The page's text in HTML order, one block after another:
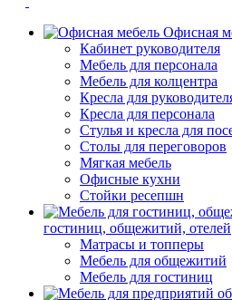
Офисная
Кабинет руководителя
Мебель для персонала
Мебель для колцентра
Кресла для
Кресла для персонала
Стулья и кресла для
Столы для переговоров
Мягкая мебель
Офисные кухни
Стойки ресепшн
гостиниц, общежитий, отелей
Матрасы и топперы
Мебель для общежитий
Мебель для гостиниц